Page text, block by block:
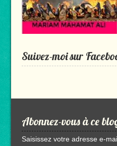
Suivez-moi sur
Abonnez-vous à ce
Saisissez votre adresse e-